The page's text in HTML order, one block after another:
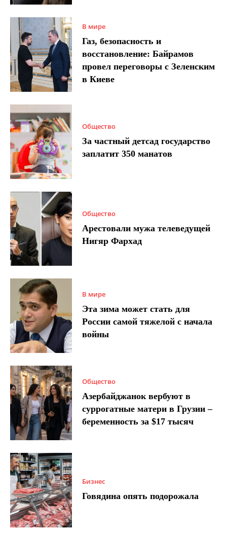
В мире
Газ, безопасность и
восстановление: Байрамов
провел переговоры с Зеленским
в Киеве
Общество
За частный детсад государство
заплатит 350 манатов
Общество
Арестовали мужа телеведущей
Нигяр Фархад
В мире
Эта зима может стать для
России самой тяжелой с начала
войны
Общество
Азербайджанок вербуют в
суррогатные матери в Грузии –
беременность за $17 тысяч
Бизнес
Говядина опять подорожала